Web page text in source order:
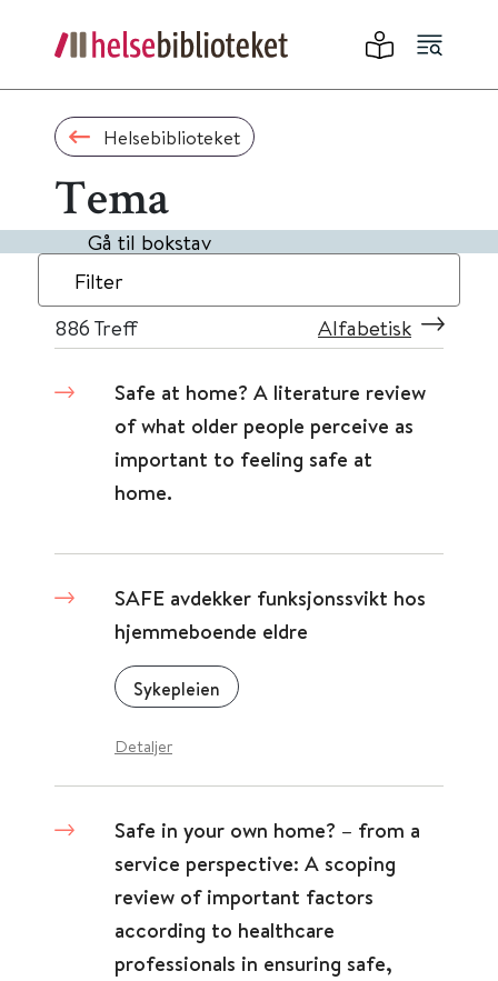
Helsebiblioteket
Tema
Gå til bokstav
Filter
886 Treff Alfabetisk
Safe at home? A literature review
of what older people perceive as
important to feeling safe at
home.
SAFE avdekker funksjonssvikt hos
hjemmeboende eldre
Sykepleien
Detaljer
Safe in your own home? – from a
service perspective: A scoping
review of important factors
according to healthcare
professionals in ensuring safe,